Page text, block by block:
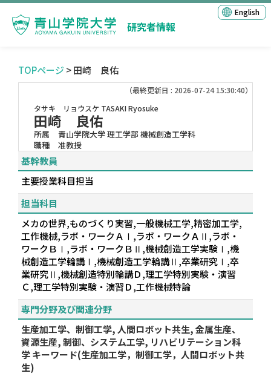
研究者情報
English
TOPページ > 田崎 良佑
（最終更新日 : 2026-07-24 15:30:40）
タサキ リョウスケ TASAKI Ryosuke
田崎 良佑
所属
青山学院大学 理工学部 機械創造工学科
職種
准教授
基幹教員
主要授業科目担当
担当科目
メカの世界,ものづくり実習,一般機械工学,精密加工学,
工作機械,ラボ・ワークＡⅠ,ラボ・ワークＡⅡ,ラボ・
ワークＢⅠ,ラボ・ワークＢⅡ,機械創造工学実験Ⅰ,機
械創造工学輪講Ⅰ,機械創造工学輪講Ⅱ,卒業研究Ⅰ,卒
業研究Ⅱ,機械創造特別輪講Ｄ,理工学特別実験・演習
Ｃ,理工学特別実験・演習Ｄ,工作機械特論
専門分野及び関連分野
生産加工学、制御工学, 人間ロボット共生, 金属生産、
資源生産, 制御、システム工学, リハビリテーション科
学 キーワード(生産加工学，制御工学，人間ロボット共
生)